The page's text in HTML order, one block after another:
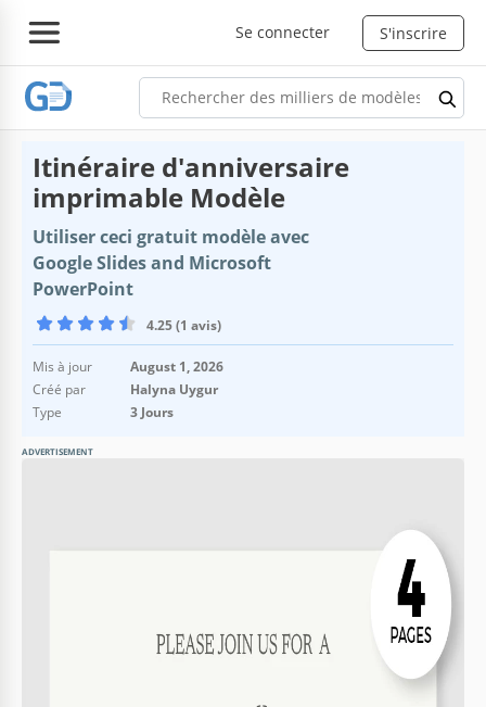
Se connecter S'inscrire
Itinéraire d'anniversaire
imprimable Modèle
Utiliser ceci gratuit modèle avec
Google Slides and Microsoft
PowerPoint
4.25 (1 avis)
Mis à jour
August 1, 2026
Créé par
Halyna Uygur
Type
3 Jours
ADVERTISEMENT